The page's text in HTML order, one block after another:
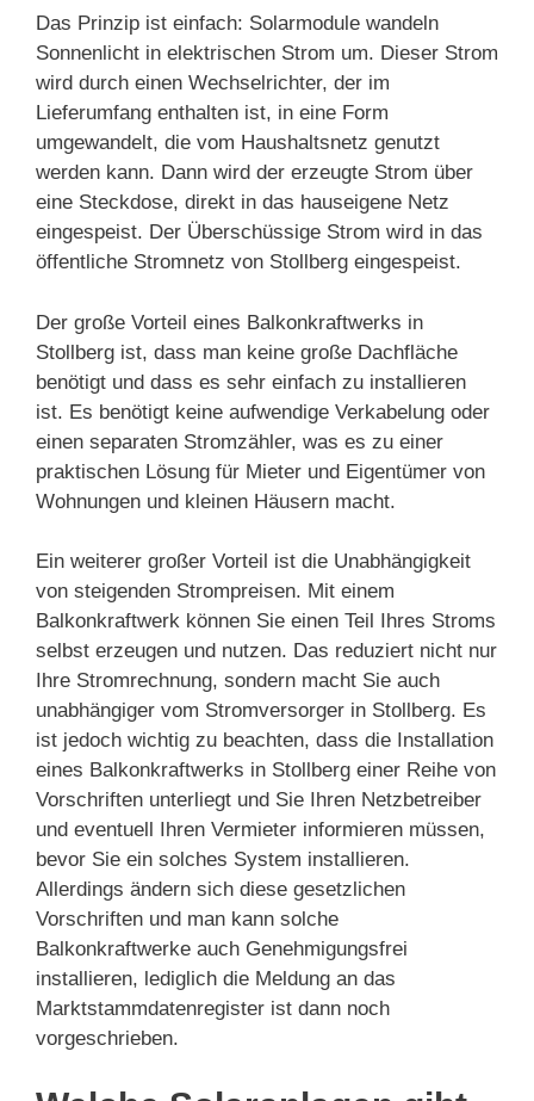
Das Prinzip ist einfach: Solarmodule wandeln
Sonnenlicht in elektrischen Strom um. Dieser Strom
wird durch einen Wechselrichter, der im
Lieferumfang enthalten ist, in eine Form
umgewandelt, die vom Haushaltsnetz genutzt
werden kann. Dann wird der erzeugte Strom über
eine Steckdose, direkt in das hauseigene Netz
eingespeist. Der Überschüssige Strom wird in das
öffentliche Stromnetz von Stollberg eingespeist.
Der große Vorteil eines Balkonkraftwerks in
Stollberg ist, dass man keine große Dachfläche
benötigt und dass es sehr einfach zu installieren
ist. Es benötigt keine aufwendige Verkabelung oder
einen separaten Stromzähler, was es zu einer
praktischen Lösung für Mieter und Eigentümer von
Wohnungen und kleinen Häusern macht.
Ein weiterer großer Vorteil ist die Unabhängigkeit
von steigenden Strompreisen. Mit einem
Balkonkraftwerk können Sie einen Teil Ihres Stroms
selbst erzeugen und nutzen. Das reduziert nicht nur
Ihre Stromrechnung, sondern macht Sie auch
unabhängiger vom Stromversorger in Stollberg. Es
ist jedoch wichtig zu beachten, dass die Installation
eines Balkonkraftwerks in Stollberg einer Reihe von
Vorschriften unterliegt und Sie Ihren Netzbetreiber
und eventuell Ihren Vermieter informieren müssen,
bevor Sie ein solches System installieren.
Allerdings ändern sich diese gesetzlichen
Vorschriften und man kann solche
Balkonkraftwerke auch Genehmigungsfrei
installieren, lediglich die Meldung an das
Marktstammdatenregister ist dann noch
vorgeschrieben.